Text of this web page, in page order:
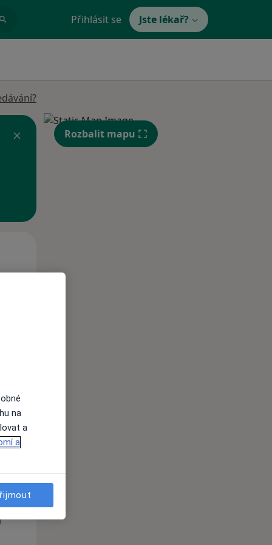
Přihlásit se Jste lékař?
Rozbalit mapu
na
a
a